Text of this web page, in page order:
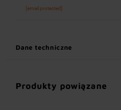
[email protected]
Dane techniczne
Produkty powiązane